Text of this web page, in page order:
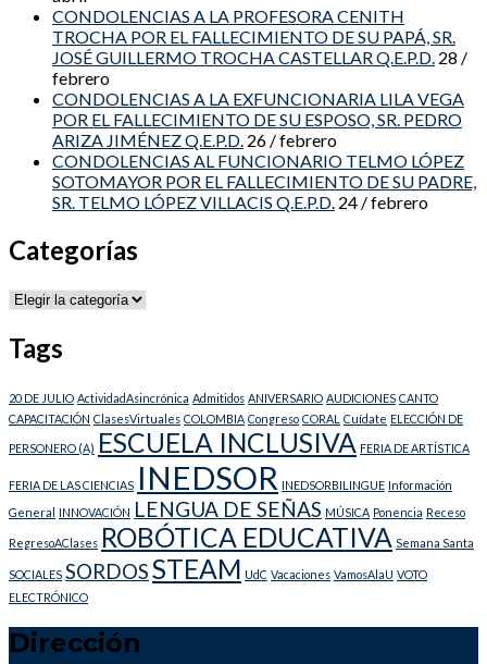
CONDOLENCIAS A LA PROFESORA CENITH
TROCHA POR EL FALLECIMIENTO DE SU PAPÁ, SR.
JOSÉ GUILLERMO TROCHA CASTELLAR Q.E.P.D. 28 /
febrero
CONDOLENCIAS A LA EXFUNCIONARIA LILA VEGA
POR EL FALLECIMIENTO DE SU ESPOSO, SR. PEDRO
ARIZA JIMÉNEZ Q.E.P.D. 26 / febrero
CONDOLENCIAS AL FUNCIONARIO TELMO LÓPEZ
SOTOMAYOR POR EL FALLECIMIENTO DE SU PADRE,
SR. TELMO LÓPEZ VILLACIS Q.E.P.D. 24 / febrero
Categorías
Categorías
Tags
20 DE JULIO ActividadAsincrónica Admitidos ANIVERSARIO AUDICIONES CANTO
CAPACITACIÓN ClasesVirtuales COLOMBIA Congreso CORAL Cuídate ELECCIÓN DE
PERSONERO (A) ESCUELA INCLUSIVA FERIA DE ARTÍSTICA
FERIA DE LAS CIENCIAS INEDSOR INEDSORBILINGUE Información
General INNOVACIÓN LENGUA DE SEÑAS MÚSICA Ponencia Receso
RegresoAClases ROBÓTICA EDUCATIVA Semana Santa
SOCIALES SORDOSSTEAM UdC Vacaciones VamosAlaU VOTO
ELECTRÓNICO
Dirección